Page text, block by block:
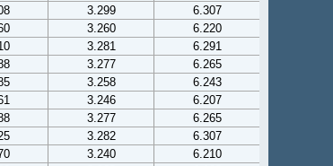
3.299
6.307
3.260
6.220
3.281
6.291
3.277
6.265
3.258
6.243
3.246
6.207
3.277
6.265
3.282
6.307
3.240
6.210